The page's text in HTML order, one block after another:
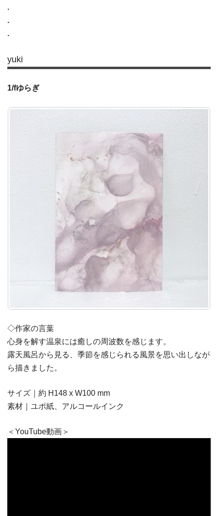
.
.
.
yuki
1/fゆらぎ
◇作家の言葉
心身を解す温泉には癒しの周波数を感じます。
露天風呂から見る、季節を感じられる風景を思い出しなが
ら描きました。
サイズ｜約 H148 x W100 mm
素材｜ユポ紙、アルコールインク
＜YouTube動画＞